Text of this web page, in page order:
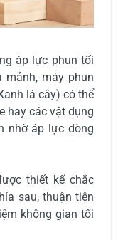
áp lực phun tối
máy phun
lá cây) có thể
hay các vật dụng
nhờ áp lực dòng
thiết kế chắc
sau, thuận tiện
không gian tối